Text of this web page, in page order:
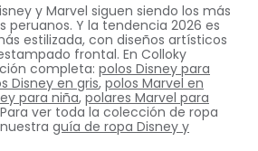
y Marvel siguen siendo los más
peruanos. Y la tendencia 2026 es
estilizada, con diseños artísticos
frontal. En Colloky
completa: polos Disney para
Disney en gris, polos Marvel en
para niña,polares Marvel para
ver toda la colección de ropa
guía de ropa Disney y